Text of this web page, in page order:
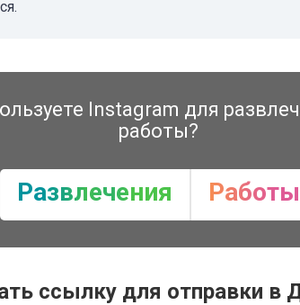
Instagram для
работы?
Развлечения Работы
ссылку для отправки в